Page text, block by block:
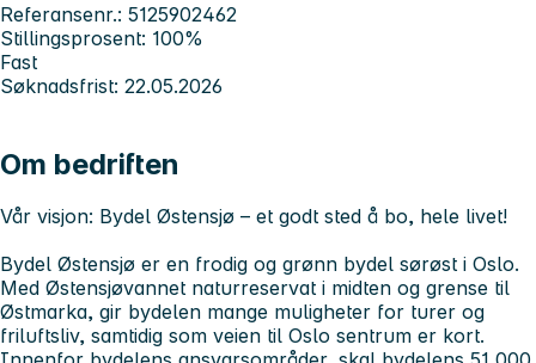
Referansenr.: 5125902462
Stillingsprosent: 100%
Fast
Søknadsfrist: 22.05.2026
Om bedriften
Vår visjon: Bydel Østensjø – et godt sted å bo, hele livet!
Bydel Østensjø er en frodig og grønn bydel sørøst i Oslo.
Med Østensjøvannet naturreservat i midten og grense til
Østmarka, gir bydelen mange muligheter for turer og
friluftsliv, samtidig som veien til Oslo sentrum er kort.